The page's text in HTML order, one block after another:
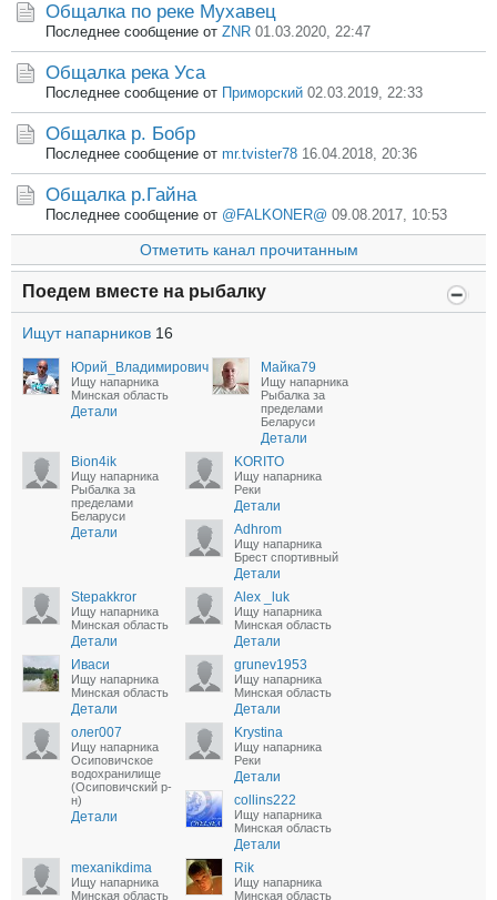
Общалка по реке Мухавец
Последнее сообщение от ZNR 01.03.2020, 22:47
Общалка река Уса
Последнее сообщение от Приморский 02.03.2019, 22:33
Общалка р. Бобр
Последнее сообщение от mr.tvister78 16.04.2018, 20:36
Общалка р.Гайна
Последнее сообщение от @FALKONER@ 09.08.2017, 10:53
Отметить канал прочитанным
Поедем вместе на рыбалку
Ищут напарников 16
Юрий_Владимирович
Ищу напарника
Минская область
Детали
Майка79
Ищу напарника
Рыбалка за
пределами
Беларуси
Детали
Bion4ik
Ищу напарника
Рыбалка за
пределами
Беларуси
Детали
KORITO
Ищу напарника
Реки
Детали
Adhrom
Ищу напарника
Брест спортивный
Детали
Stepakkror
Ищу напарника
Минская область
Детали
Alex _luk
Ищу напарника
Минская область
Детали
Иваси
Ищу напарника
Минская область
Детали
grunev1953
Ищу напарника
Минская область
Детали
олег007
Ищу напарника
Осиповичское
водохранилище
(Осиповичский р-
н)
Детали
Krystina
Ищу напарника
Реки
Детали
collins222
Ищу напарника
Минская область
Детали
mexanikdima
Ищу напарника
Минская область
Rik
Ищу напарника
Минская область